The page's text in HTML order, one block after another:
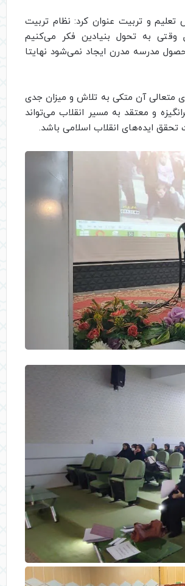
و تربیت عنوان کرد: نظام تربیت
به تحول بنیادین فکر می‌کنیم
مدرسه مدرن ایجاد نمی‌شود نهایتا
متعالی آن متکی به تلاش و میزان جدی
و معتقد به مسیر انقلاب می‌تواند
ایده‌های انقلاب اسلامی باشد.